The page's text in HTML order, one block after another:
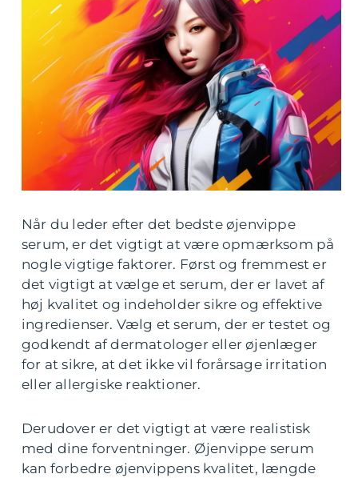
Når du leder efter det bedste øjenvippe
serum, er det vigtigt at være opmærksom på
nogle vigtige faktorer. Først og fremmest er
det vigtigt at vælge et serum, der er lavet af
høj kvalitet og indeholder sikre og effektive
ingredienser. Vælg et serum, der er testet og
godkendt af dermatologer eller øjenlæger
for at sikre, at det ikke vil forårsage irritation
eller allergiske reaktioner.
Derudover er det vigtigt at være realistisk
med dine forventninger. Øjenvippe serum
kan forbedre øjenvippens kvalitet, længde